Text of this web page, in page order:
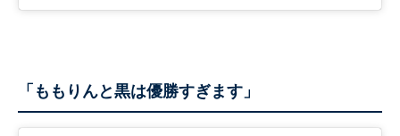
「ももりんと黒は優勝すぎます」